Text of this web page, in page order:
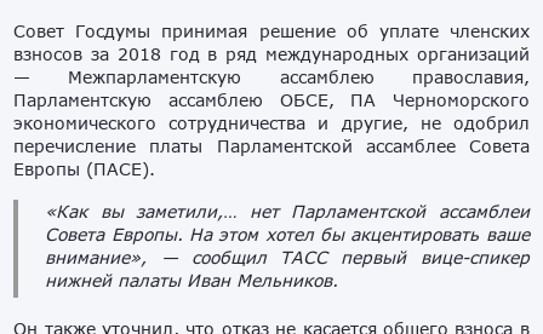
Совет Госдумы принимая решение об уплате членских
взносов за 2018 год в ряд международных организаций
— Межпарламентскую ассамблею православия,
Парламентскую ассамблею ОБСЕ, ПА Черноморского
экономического сотрудничества и другие, не одобрил
перечисление платы Парламентской ассамблее Совета
Европы (ПАСЕ).
«Как вы заметили,… нет Парламентской ассамблеи
Совета Европы. На этом хотел бы акцентировать ваше
внимание», — сообщил ТАСС первый вице-спикер
нижней палаты Иван Мельников.
Он также уточнил, что отказ не касается общего взноса в